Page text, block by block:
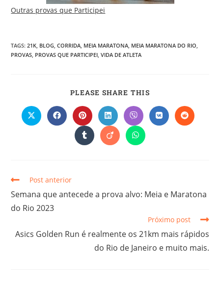
Outras provas que Participei
TAGS:21K, BLOG, CORRIDA, MEIA MARATONA, MEIA MARATONA DO RIO,
PROVAS, PROVAS QUE PARTICIPEI, VIDA DE ATLETA
PLEASE SHARE THIS
Post anterior
Semana que antecede a prova alvo: Meia e Maratona
do Rio 2023
Próximo post
Asics Golden Run é realmente os 21km mais rápidos
do Rio de Janeiro e muito mais.